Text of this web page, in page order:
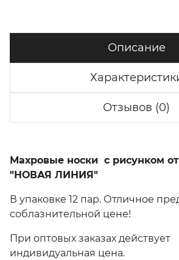
Описание
Отзывов (0)
Махровые носки с рисунком
"НОВАЯ ЛИНИЯ"
В упаковке 12 пар. Отличное
соблазнительной цене!
При оптовых заказах действует
индивидуальная цена.